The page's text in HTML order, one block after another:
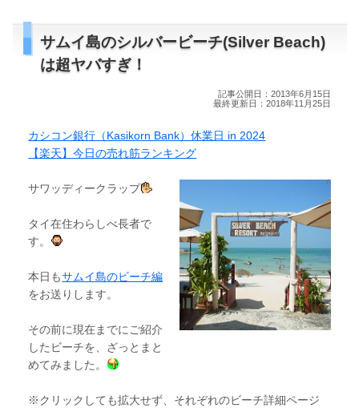
サムイ島のシルバービーチ(Silver Beach)
は超ヤバすぎ！
記事公開日：2013年6月15日
最終更新日：2018年11月25日
カシコン銀行（Kasikorn Bank）休業日 in 2024
【楽天】今日の売れ筋ランキング
サワッディークラップ
タイ在住わらしべ長者で
す。
本日もサムイ島のビーチ編
をお送りします。
その前に現在までにご紹介
したビーチを、ざっとまと
めてみました。
※クリックしても拡大せず、それぞれのビーチ詳細ページ